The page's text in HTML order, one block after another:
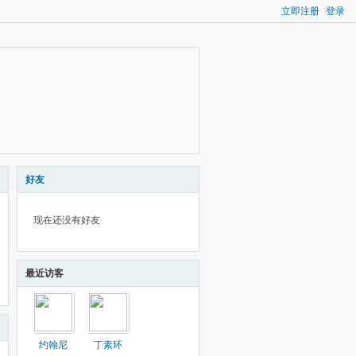
立即注册 登录
好友
现在还没有好友
最近访客
约翰尼
丁素环